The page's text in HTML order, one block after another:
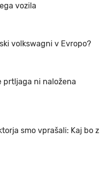
vozila
volkswagni v Evropo?
prtljaga ni naložena
smo vprašali: Kaj bo z